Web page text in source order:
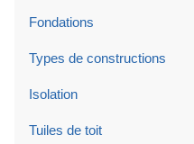
Fondations
Types de constructions
Isolation
Tuiles de toit